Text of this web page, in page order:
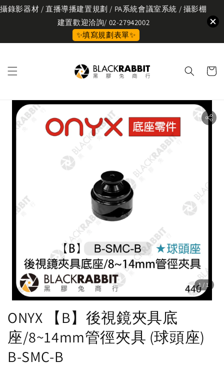
攝錄影器材 / 直播導播建置規劃 / PA系統會議室系統 / 攝影棚
建置歡迎洽詢/ 02-27942002
✨填寫規劃表單✨
1 /1
ONYX 【B】後視鏡夾具底
座/8~14mm管徑夾具 (球頭座)
B-SMC-B